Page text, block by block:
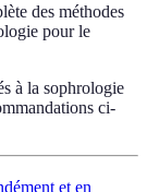
des méthodes
pour le
à la sophrologie
ci-
et en